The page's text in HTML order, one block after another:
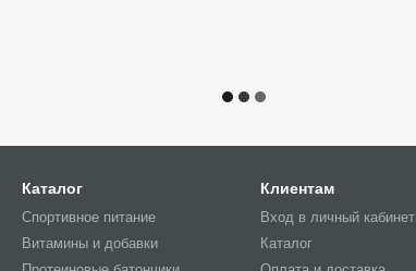
Каталог
Спортивное питание
Витамины и добавки
Клиентам
Вход в личный кабинет
Каталог